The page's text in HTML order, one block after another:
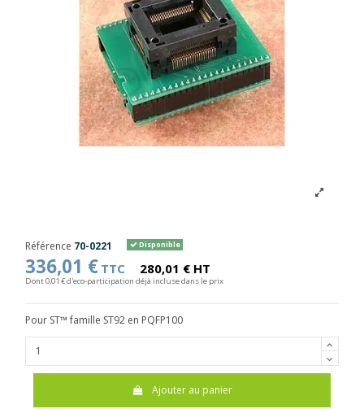
Référence 70-0221 Disponible
336,01 € TTC 280,01 € HT
Dont 0,01 € d'eco-participation déjà incluse dans le prix
Pour ST™ famille ST92 en PQFP100
Ajouter au panier